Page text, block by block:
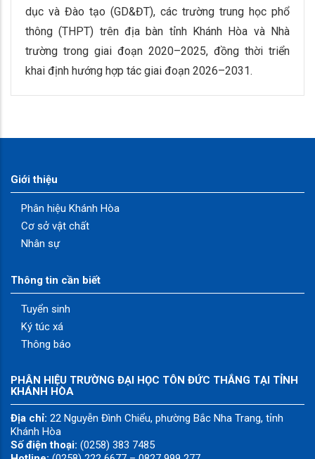
dục và Đào tạo (GD&ĐT), các trường trung học phổ
thông (THPT) trên địa bàn tỉnh Khánh Hòa và Nhà
trường trong giai đoạn 2020–2025, đồng thời triển
khai định hướng hợp tác giai đoạn 2026–2031.
Giới thiệu
Phân hiệu Khánh Hòa
Cơ sở vật chất
Nhân sự
Thông tin cần biết
Tuyển sinh
Ký túc xá
Thông báo
PHÂN HIỆU TRƯỜNG ĐẠI HỌC TÔN ĐỨC THẮNG TẠI TỈNH
KHÁNH HÒA
Địa chỉ: 22 Nguyễn Đình Chiểu, phường Bắc Nha Trang, tỉnh
Khánh Hòa
Số điện thoại: (0258) 383 7485